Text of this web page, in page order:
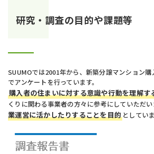
研究・調査の目的や課題等
SUUMOでは2001年から、新築分譲マンション
でアンケートを行っています。
購入者の住まいに対する意識や行動を理解す
くりに関わる事業者の方々に参考にしていただい
業運営に活かしたりすることを目的 としていま